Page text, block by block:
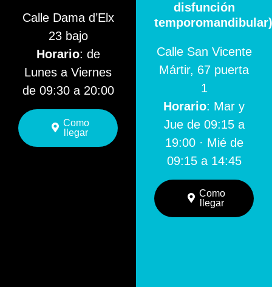
Calle Dama d’Elx
23 bajo
Horario: de
Lunes a Viernes
de 09:30 a 20:00
Como
llegar
disfunción
temporomandibular)
Calle San Vicente
Mártir, 67 puerta
1
Horario: Mar y
Jue de 09:15 a
19:00 · Mié de
09:15 a 14:45
Como
llegar